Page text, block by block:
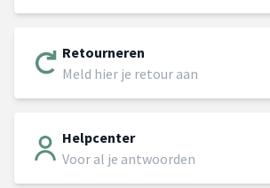
Retourneren
Meld hier je retour aan
Helpcenter
Voor al je antwoorden